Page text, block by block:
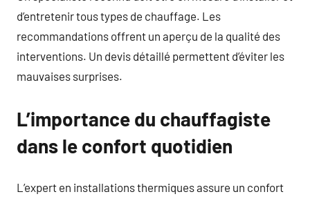
d’entretenir tous types de chauffage. Les
recommandations offrent un aperçu de la qualité des
interventions. Un devis détaillé permettent d’éviter les
mauvaises surprises.
L’importance du chauffagiste
dans le confort quotidien
L’expert en installations thermiques assure un confort